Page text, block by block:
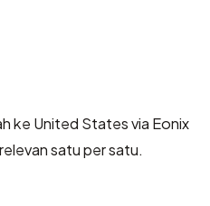
ke United States via Eonix
satu per satu.